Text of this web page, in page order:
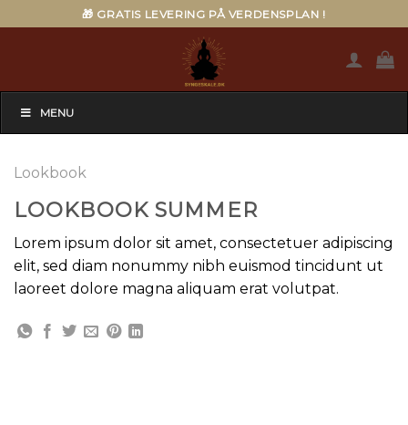
to
🎁 GRATIS LEVERING PÅ VERDENSPLAN !
MENU
Lookbook
LOOKBOOK SUMMER
Lorem ipsum dolor sit amet, consectetuer adipiscing
elit, sed diam nonummy nibh euismod tincidunt ut
laoreet dolore magna aliquam erat volutpat.